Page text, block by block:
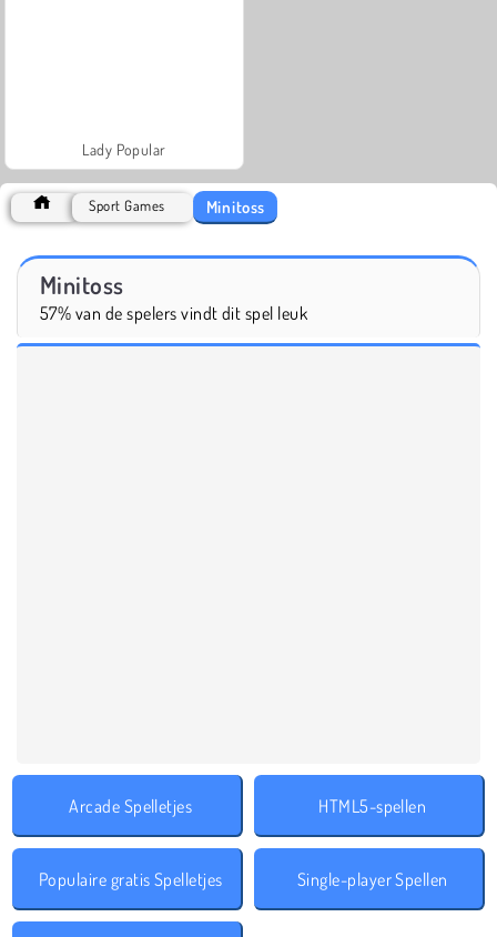
Lady Popular
Sport Games Minitoss
Minitoss
57% van de spelers vindt dit spel leuk
Arcade Spelletjes HTML5-spellen
Populaire gratis Spelletjes Single-player Spellen